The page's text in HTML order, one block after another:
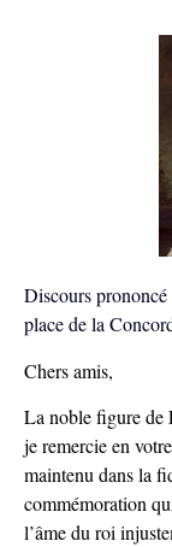
Discours prononcé
place de la
Chers amis,
La noble figure de
je remercie en
maintenu dans la
commémoration
l’âme du roi